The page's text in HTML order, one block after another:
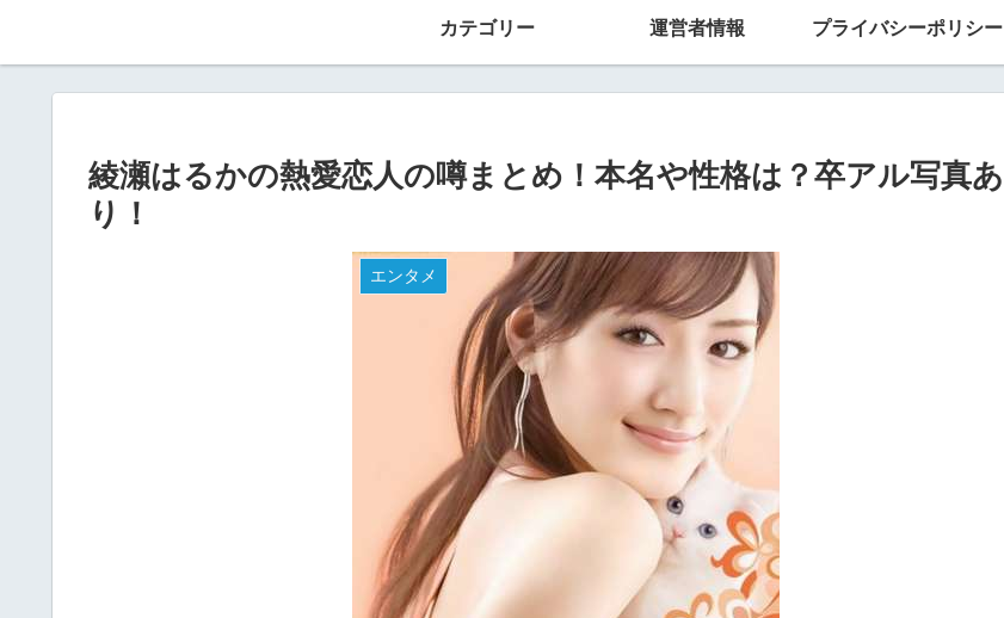
カテゴリー 運営者情報 プライバシーポリシー
綾瀬はるかの熱愛恋人の噂まとめ！本名や性格は？卒アル写真あ
り！
エンタメ